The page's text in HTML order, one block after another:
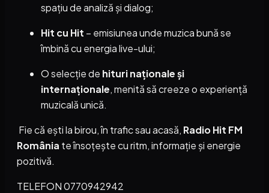
spațiu de analiză și dialog;
Hit cu Hit – emisiunea unde muzica bună se
îmbină cu energia live-ului;
O selecție de hituri naționale și
internaționale, menită să creeze o experiență
muzicală unică.
Fie că ești la birou, în trafic sau acasă, Radio Hit FM
România te însoțește cu ritm, informație și energie
pozitivă.
TELEFON 0770942942